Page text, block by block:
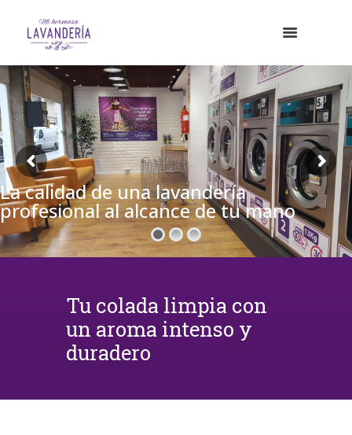
La calidad de una lavandería
profesional al alcance de tu mano
Tu colada limpia con
un aroma intenso y
duradero